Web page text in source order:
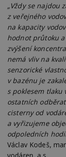
„Vždy se najdou
z veřejného
na kapacity
hodnot průtoku
zvýšení
nemá vliv na
senzorické
v bazénu je
s poklesem tlaku
ostatních
cisterny od
a vyřizujeme
odpoledních
Václav Kodeš,